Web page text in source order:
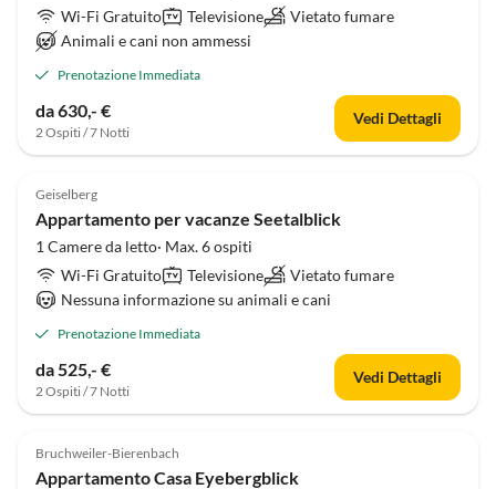
Wi-Fi Gratuito
Televisione
Vietato fumare
Animali e cani non ammessi
Prenotazione Immediata
da 630,- €
2 Ospiti / 7 Notti
Vedi Dettagli
Geiselberg
Appartamento per vacanze Seetalblick
1 Camere da letto· Max. 6 ospiti
Wi-Fi Gratuito
Televisione
Vietato fumare
Nessuna informazione su animali e cani
Prenotazione Immediata
da 525,- €
2 Ospiti / 7 Notti
Vedi Dettagli
Bruchweiler-Bierenbach
Appartamento Casa Eyebergblick